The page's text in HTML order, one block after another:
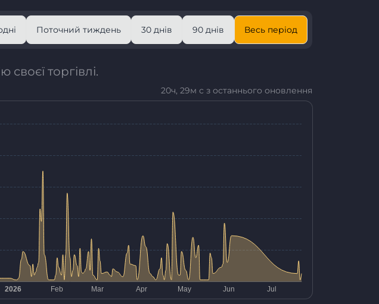
Поточний тиждень 30 днів 90 днів Весь період
торгівлі.
20ч, 29м с з останнього оновлення